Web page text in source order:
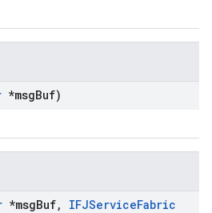
*msgBuf)
*msgBuf, IFJServiceFabric